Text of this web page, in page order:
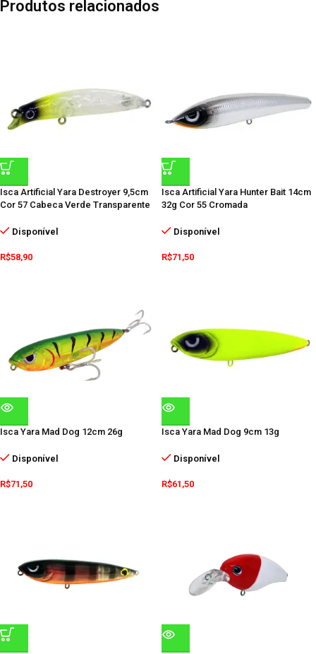
Produtos relacionados
Isca Artificial Yara Destroyer 9,5cm
Cor 57 Cabeca Verde Transparente
Disponível
R$58,90
Isca Artificial Yara Hunter Bait 14cm
32g Cor 55 Cromada
Disponível
R$71,50
Isca Yara Mad Dog 12cm 26g
Disponível
R$71,50
Isca Yara Mad Dog 9cm 13g
Disponível
R$61,50